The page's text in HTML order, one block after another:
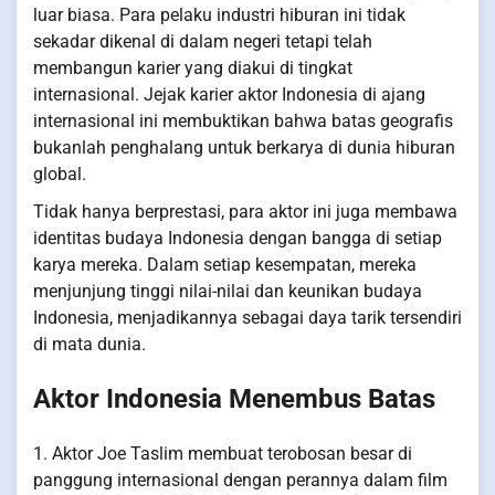
luar biasa. Para pelaku industri hiburan ini tidak
sekadar dikenal di dalam negeri tetapi telah
membangun karier yang diakui di tingkat
internasional. Jejak karier aktor Indonesia di ajang
internasional ini membuktikan bahwa batas geografis
bukanlah penghalang untuk berkarya di dunia hiburan
global.
Tidak hanya berprestasi, para aktor ini juga membawa
identitas budaya Indonesia dengan bangga di setiap
karya mereka. Dalam setiap kesempatan, mereka
menjunjung tinggi nilai-nilai dan keunikan budaya
Indonesia, menjadikannya sebagai daya tarik tersendiri
di mata dunia.
Aktor Indonesia Menembus Batas
1. Aktor Joe Taslim membuat terobosan besar di
panggung internasional dengan perannya dalam film